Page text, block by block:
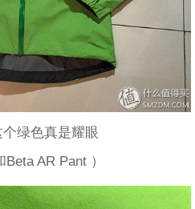
绿色真是耀眼
）